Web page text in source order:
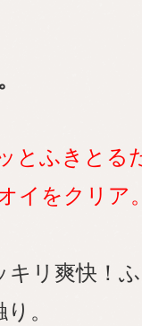
とふきとる
イをクリア。
リ爽快！
。